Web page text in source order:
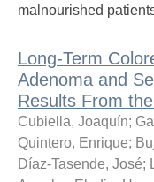
malnourished
Long-Term
Adenoma and
Results From
Cubiella, Joaquín;
Quintero, Enrique;
Díaz-Tasende, José;